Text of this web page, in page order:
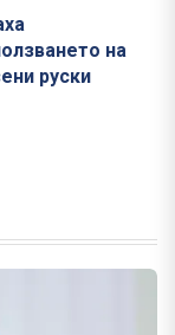
на
руски